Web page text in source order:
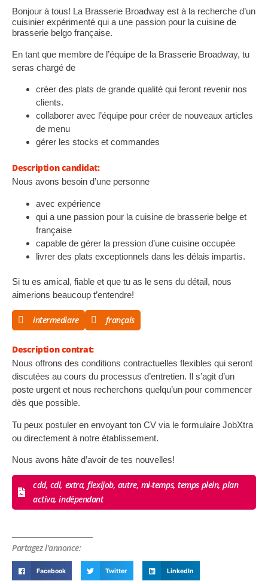
Bonjour à tous! La Brasserie Broadway est à la recherche d’un
cuisinier expérimenté qui a une passion pour la cuisine de
brasserie belgo française.
En tant que membre de l’équipe de la Brasserie Broadway, tu
seras chargé de
créer des plats de grande qualité qui feront revenir nos
clients.
collaborer avec l’équipe pour créer de nouveaux articles
de menu
gérer les stocks et commandes
Description candidat:
Nous avons besoin d’une personne
avec expérience
qui a une passion pour la cuisine de brasserie belge et
française
capable de gérer la pression d’une cuisine occupée
livrer des plats exceptionnels dans les délais impartis.
Si tu es amical, fiable et que tu as le sens du détail, nous
aimerions beaucoup t’entendre!
intermediare français
Description contrat:
Nous offrons des conditions contractuelles flexibles qui seront
discutées au cours du processus d’entretien. Il s’agit d’un
poste urgent et nous recherchons quelqu’un pour commencer
dès que possible.
Tu peux postuler en envoyant ton CV via le formulaire JobXtra
ou directement à notre établissement.
Nous avons hâte d’avoir de tes nouvelles!
cdd, cdi, extra, flexijob, autre, mi-temps, temps plein, plan
activa, indépendant
Partagez l'annonce:
Facebook Twitter LinkedIn